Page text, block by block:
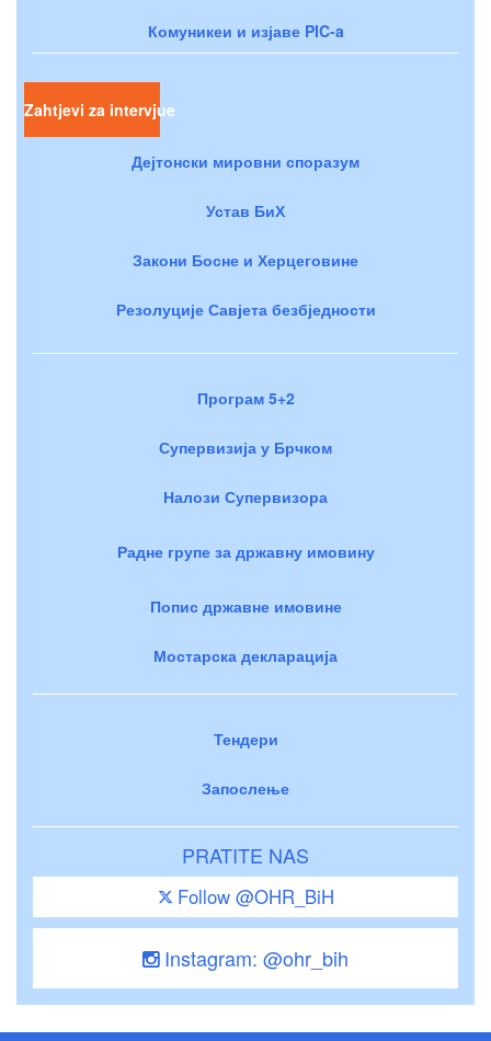
Комуникеи и изјаве PIC-a
Zahtjevi za intervjue
Дејтонски мировни споразум
Устав БиХ
Закони Босне и Херцеговине
Резолуције Савјета безбједности
Програм 5+2
Супервизија у Брчком
Налози Супервизора
Радне групе за државну имовину
Попис државне имовине
Мостарска декларација
Тендери
Запослење
PRATITE NAS
Follow @OHR_BiH
Instagram: @ohr_bih